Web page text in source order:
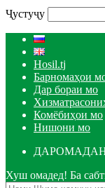
Ҷустуҷу
Hosil.tj
Барномаҳои
Дар бораи мо
Комёбиҳои мо
Нишони мо
Хуш омадед! Ба